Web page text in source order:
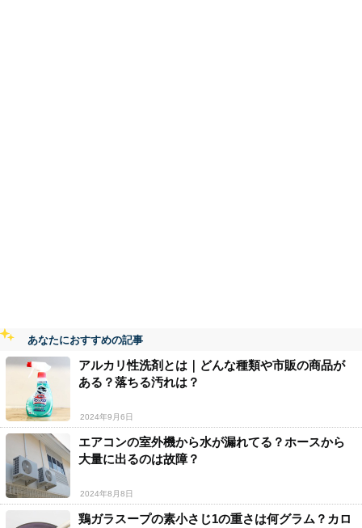
あなたにおすすめの記事
アルカリ性洗剤とは｜どんな種類や市販の商品が
ある？落ちる汚れは？
2024年9月6日
エアコンの室外機から水が漏れてる？ホースから
大量に出るのは故障？
2024年8月8日
鶏ガラスープの素小さじ1の重さは何グラム？カロ